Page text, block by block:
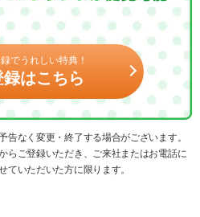
でうれしい特典！
はこちら
なく変更・終了する場合がございます。
らご登録いただき、ご来社またはお電話に
ていただいた方に限ります。